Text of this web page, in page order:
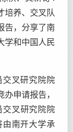
培养、交叉队
告，分享了南
学和中国人民
交叉研究院院
申请报告，
交叉研究院院
南开大学承